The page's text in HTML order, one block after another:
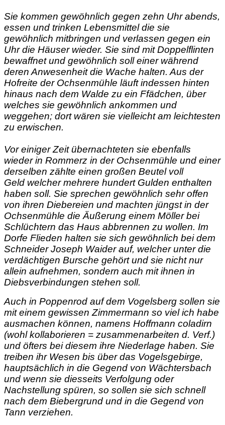
Sie kommen gewöhnlich gegen zehn Uhr abends,
essen und trinken Lebensmittel die sie
gewöhnlich mitbringen und verlassen gegen ein
Uhr die Häuser wieder. Sie sind mit Doppelflinten
bewaffnet und gewöhnlich soll einer während
deren Anwesenheit die Wache halten. Aus der
Hofreite der Ochsenmühle läuft indessen hinten
hinaus nach dem Walde zu ein Ffädchen, über
welches sie gewöhnlich ankommen und
weggehen; dort wären sie vielleicht am leichtesten
zu erwischen.
Vor einiger Zeit übernachteten sie ebenfalls
wieder in Rommerz in der Ochsenmühle und einer
derselben zählte einen großen Beutel voll
Geld welcher mehrere hundert Gulden enthalten
haben soll. Sie sprechen gewöhnlich sehr offen
von ihren Diebereien und machten jüngst in der
Ochsenmühle die Äußerung einem Möller bei
Schlüchtern das Haus abbrennen zu wollen. Im
Dorfe Flieden halten sie sich gewöhnlich bei dem
Schneider Joseph Waider auf, welcher unter die
verdächtigen Bursche gehört und sie nicht nur
allein aufnehmen, sondern auch mit ihnen in
Diebsverbindungen stehen soll.
Auch in Poppenrod auf dem Vogelsberg sollen sie
mit einem gewissen Zimmermann so viel ich habe
ausmachen können, namens Hoffmann coladirn
(wohl kollaborieren = zusammenarbeiten d. Verf.)
und öfters bei diesem ihre Niederlage haben. Sie
treiben ihr Wesen bis über das Vogelsgebirge,
hauptsächlich in die Gegend von Wächtersbach
und wenn sie diesseits Verfolgung oder
Nachstellung spüren, so sollen sie sich schnell
nach dem Biebergrund und in die Gegend von
Tann verziehen.